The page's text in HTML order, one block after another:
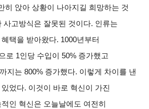
히 앉아 상황이 나아지길 희망하는 것
사고방식은 잘못된 것이다. 인류는
택을 받아왔다. 1000년부터
로 1인당 수입이 50% 증가했고
지는 800% 증가했다. 이렇게 차이를 낸
있었다. 이것이 바로 혁신이 가진
인 혁신은 오늘날에도 여전히